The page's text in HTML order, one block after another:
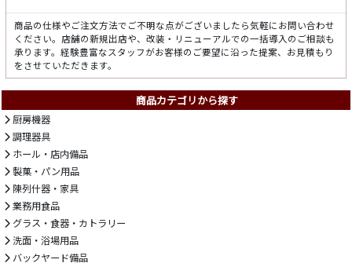
商品の仕様やご注文方法でご不明な点がございましたら気軽にお問い合わせ
ください。店舗の新規出店や、改装・リニューアルでの一括導入のご相談も
承ります。経験豊富なスタッフがお客様のご要望に沿った提案、お見積もり
をさせていただきます。
商品カテゴリから探す
厨房機器
調理器具
ホール・店内備品
製菓・パン用品
陳列什器・家具
業務用食品
グラス・食器・カトラリー
洗面・浴場用品
バックヤード備品